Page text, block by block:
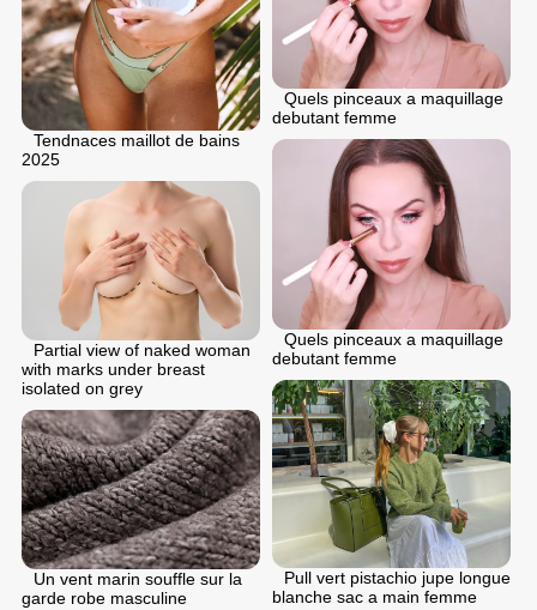
Tendnaces maillot de bains
2025
Quels pinceaux a maquillage
debutant femme
Quels pinceaux a maquillage
debutant femme
Partial view of naked woman
with marks under breast
isolated on grey
Pull vert pistachio jupe longue
blanche sac a main femme
Un vent marin souffle sur la
garde robe masculine